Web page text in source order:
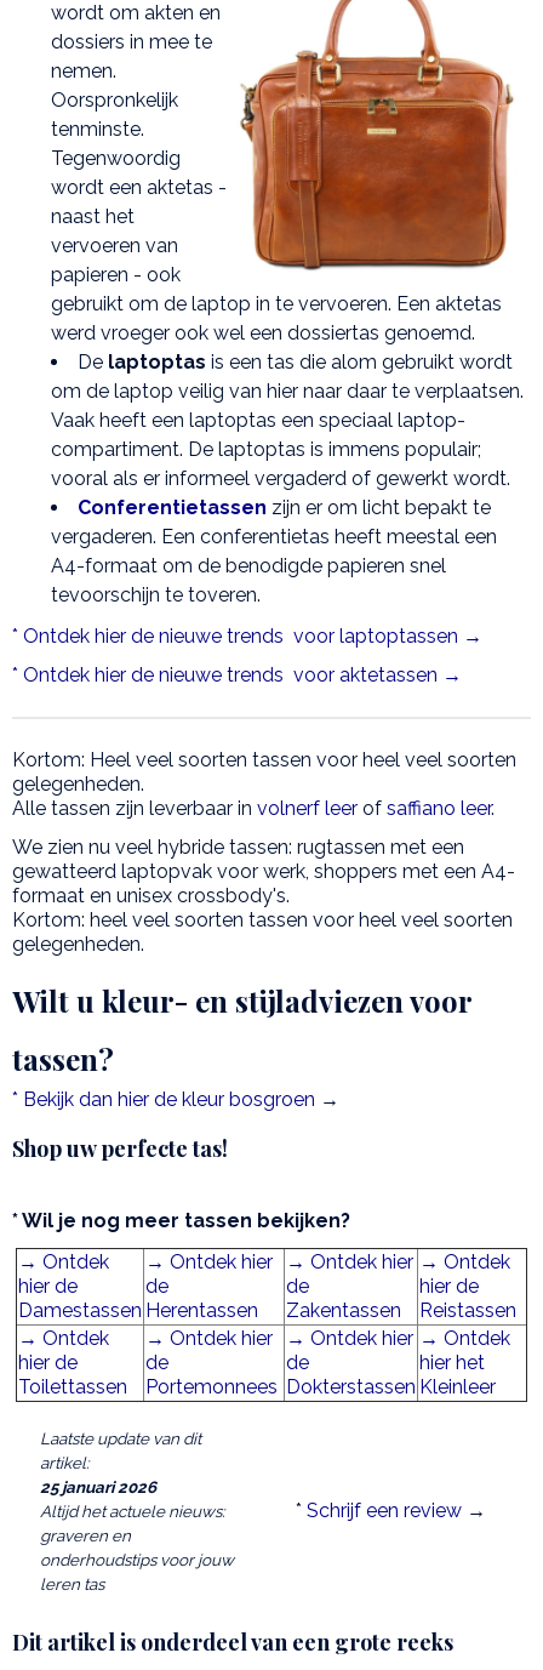
wordt om akten en
dossiers in mee te
nemen.
Oorspronkelijk
tenminste.
Tegenwoordig
wordt een aktetas -
naast het
vervoeren van
papieren - ook
gebruikt om de laptop in te vervoeren. Een aktetas
werd vroeger ook wel een dossiertas genoemd.
De laptoptas is een tas die alom gebruikt wordt
om de laptop veilig van hier naar daar te verplaatsen.
Vaak heeft een laptoptas een speciaal laptop-
compartiment. De laptoptas is immens populair;
vooral als er informeel vergaderd of gewerkt wordt.
Conferentietassen zijn er om licht bepakt te
vergaderen. Een conferentietas heeft meestal een
A4-formaat om de benodigde papieren snel
tevoorschijn te toveren.
* Ontdek hier de nieuwe trends voor laptoptassen →
* Ontdek hier de nieuwe trends voor aktetassen →
Kortom: Heel veel soorten tassen voor heel veel soorten
gelegenheden.
Alle tassen zijn leverbaar in volnerf leer of saffiano leer.
We zien nu veel hybride tassen: rugtassen met een
gewatteerd laptopvak voor werk, shoppers met een A4-
formaat en unisex crossbody's.
Kortom: heel veel soorten tassen voor heel veel soorten
gelegenheden.
Wilt u kleur- en stijladviezen voor
tassen?
* Bekijk dan hier de kleur bosgroen →
Shop uw perfecte tas!
* Wil je nog meer tassen bekijken?
→ Ontdek
hier de
Damestassen
→ Ontdek hier
de
Herentassen
→ Ontdek hier
de
Zakentassen
→ Ontdek
hier de
Reistassen
→ Ontdek
hier de
Toilettassen
→ Ontdek hier
de
Portemonnees
→ Ontdek hier
de
Dokterstassen
→ Ontdek
hier het
Kleinleer
Laatste update van dit
artikel:
25 januari 2026
Altijd het actuele nieuws:
graveren en
onderhoudstips voor jouw
leren tas
* Schrijf een review →
Dit artikel is onderdeel van een grote reeks